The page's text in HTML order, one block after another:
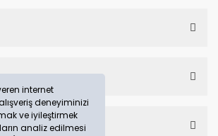
internet
deneyiminizi
ve iyileştirmek
analiz edilmesi